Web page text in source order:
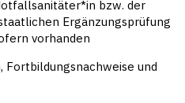
bzw. der
Ergänzungsprüfung
vorhanden
und